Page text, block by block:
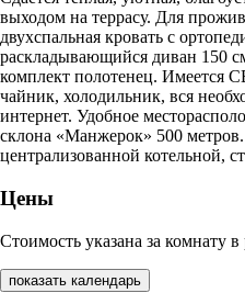
выходом на террасу. Для
двухспальная кровать с
раскладывающийся диван 150
комплект полотенец. Имеется
чайник, холодильник, вся
интернет. Удобное
склона «Манжерок» 500 метров.
централизованной котельной,
Цены
Стоимость указана за комнату
показать календарь